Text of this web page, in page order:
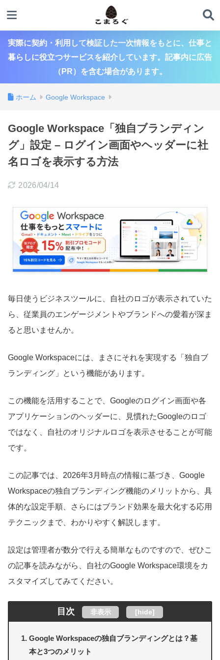
実際に契約・利用して検証した一次情報をもとに、仕事と
暮らしに役立つサービスを紹介しています。記事内に広告
（PR）を含む場合があります。
ホーム Google Workspace
Google Workspace「独自ブランディン
グ」設定 – ログイン画面やヘッダーに社
名ロゴを表示する方法
2026/04/14
毎日使うビジネスツールに、自社のロゴが表示されていた
ら、従業員のエンゲージメントやブランドへの愛着が深ま
ると思いませんか。
Google Workspaceには、まさにそれを実現する「独自ブ
ランディング」という機能があります。
この機能を活用することで、Googleのログイン画面や各
アプリケーションのヘッダーに、見慣れたGoogleのロゴ
ではなく、自社のオリジナルロゴを表示させることが可能
です。
この記事では、2026年3月時点の情報に基づき、Google
Workspaceの独自ブランディング機能のメリットから、具
体的な設定手順、さらにはブランド効果を最大化する応用
テクニックまで、わかりやすく解説します。
設定は管理者が数分で行える簡単なものですので、ぜひこ
の記事を読みながら、自社のGoogle Workspace環境をカ
スタマイズしてみてください。
目次 非表示 [hide]
Google Workspaceの独自ブランディングとは？基
本と3つのメリット